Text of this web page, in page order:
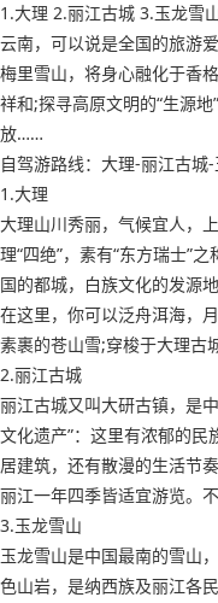
1.大理 2.丽江古城 3.玉龙雪
云南，可以说是全国的旅游
梅里雪山，将身心融化于香
祥和;探寻高原文明的“生源
放……
自驾游路线：大理-丽江古城
1.大理
大理山川秀丽，气候宜人，
理“四绝”，素有“东方瑞士”
国的都城，白族文化的发源地
在这里，你可以泛舟洱海，
素裹的苍山雪;穿梭于大理古
2.丽江古城
丽江古城又叫大研古镇，是
文化遗产”：这里有浓郁的
居建筑，还有散漫的生活节
丽江一年四季皆适宜游览。
3.玉龙雪山
玉龙雪山是中国最南的雪山
色山岩，是纳西族及丽江各